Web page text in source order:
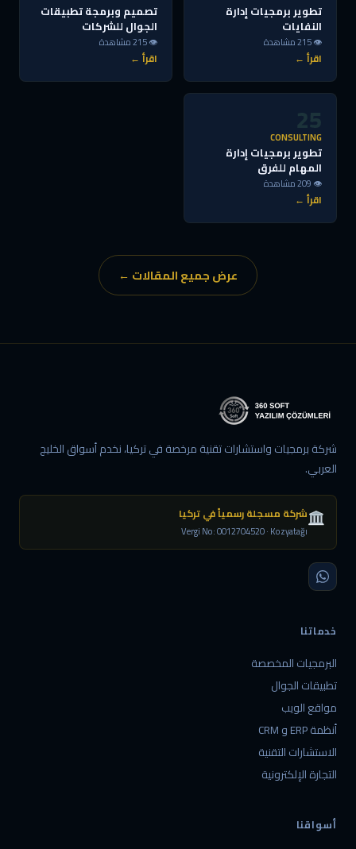
تطوير برمجيات إدارة
النفايات
👁 215 مشاهدة
اقرأ ←
تصميم وبرمجة تطبيقات
الجوال للشركات
👁 215 مشاهدة
اقرأ ←
25
CONSULTING
تطوير برمجيات إدارة
المهام للفرق
👁 209 مشاهدة
اقرأ ←
عرض جميع المقالات ←
شركة برمجيات واستشارات تقنية مرخصة في تركيا، نخدم أسواق الخليج
العربي.
شركة مسجلة رسمياً في تركيا
Vergi No: 0012704520 · Kozyatağı
خدماتنا
البرمجيات المخصصة
تطبيقات الجوال
مواقع الويب
أنظمة ERP و CRM
الاستشارات التقنية
التجارة الإلكترونية
أسواقنا